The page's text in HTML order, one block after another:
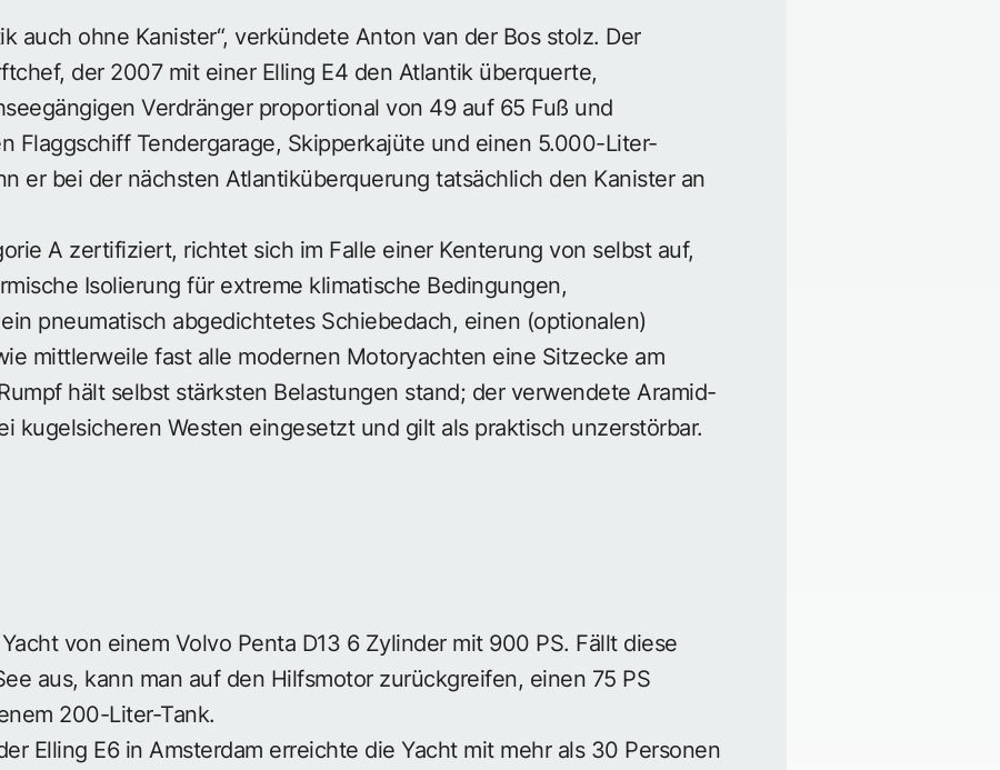
auch ohne Kanister“, verkündete Anton van der Bos stolz. Der
der 2007 mit einer Elling E4 den Atlantik überquerte,
Verdränger proportional von 49 auf 65 Fuß und
Flaggschiff Tendergarage, Skipperkajüte und einen 5.000-Liter-
er bei der nächsten Atlantiküberquerung tatsächlich den Kanister an
A zertifiziert, richtet sich im Falle einer Kenterung von selbst auf,
Isolierung für extreme klimatische Bedingungen,
pneumatisch abgedichtetes Schiebedach, einen (optionalen)
mittlerweile fast alle modernen Motoryachten eine Sitzecke am
hält selbst stärksten Belastungen stand; der verwendete Aramid-
kugelsicheren Westen eingesetzt und gilt als praktisch unzerstörbar.
von einem Volvo Penta D13 6 Zylinder mit 900 PS. Fällt diese
aus, kann man auf den Hilfsmotor zurückgreifen, einen 75 PS
200-Liter-Tank.
Elling E6 in Amsterdam erreichte die Yacht mit mehr als 30 Personen